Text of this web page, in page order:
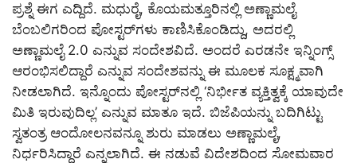
ಪ್ರಶ್ನೆ ಈಗ ಎದ್ದಿದೆ. ಮಧುರೈ, ಕೊಯಮತ್ತೂರಿನಲ್ಲಿ ಅಣ್ಣಾಮಲೈ
ಬೆಂಬಲಿಗರಿಂದ ಪೋಸ್ಟರ್‌ಗಳು ಕಾಣಿಸಿಕೊಂಡಿದ್ದು, ಅದರಲ್ಲಿ
ಅಣ್ಣಾಮಲೈ 2.0 ಎನ್ನುವ ಸಂದೇಶವಿದೆ. ಅಂದರೆ ಎರಡನೇ ಇನ್ನಿಂಗ್ಸ್
ಆರಂಭಿಸಲಿದ್ದಾರೆ ಎನ್ನುವ ಸಂದೇಶವನ್ನು ಈ ಮೂಲಕ ಸೂಕ್ಷ್ಮವಾಗಿ
ನೀಡಲಾಗಿದೆ. ಇನ್ನೊಂದು ಪೋಸ್ಟರ್‌ನಲ್ಲಿ ‘ನಿರ್ಭೀತ ವ್ಯಕ್ತಿತ್ವಕ್ಕೆ ಯಾವುದೇ
ಮಿತಿ ಇರುವುದಿಲ್ಲ’ ಎನ್ನುವ ಮಾತೂ ಇದೆ. ಬಿಜೆಪಿಯನ್ನು ಬದಿಗಿಟ್ಟು
ಸ್ವತಂತ್ರ ಆಂದೋಲನವನ್ನೂ ಶುರು ಮಾಡಲು ಅಣ್ಣಾಮಲೈ,
ನಿರ್ಧರಿಸಿದ್ದಾರೆ ಎನ್ನಲಾಗಿದೆ. ಈ ನಡುವೆ ವಿದೇಶದಿಂದ ಸೋಮವಾರ